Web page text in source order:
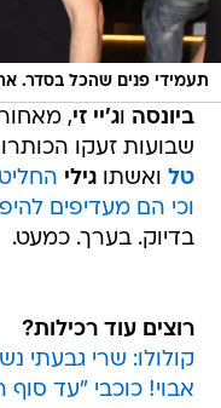
תעמידי פנים שהכל בסדר.
ביונסה וג'יי זי,
שבועות זעקו
טל ואשתוגילי
וכי הם מעדיפים
בדיוק. בערך. כמעט.
רוצים עוד רכילות?
קולולו: שרי גבעתי
אבוי! כוכבי "עד סוף